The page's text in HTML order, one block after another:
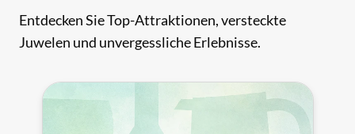
Entdecken Sie Top-Attraktionen, versteckte
Juwelen und unvergessliche Erlebnisse.